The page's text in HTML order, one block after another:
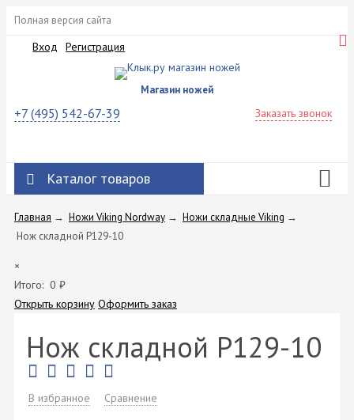
Полная версия сайта
Вход Регистрация
Магазин ножей
+7 (495) 542-67-39 Заказать звонок
Каталог товаров
Главная → Ножи Viking Nordway → Ножи складные Viking →
Нож складной P129-10
×
Итого: 0 ₽
Открыть корзину Оформить заказ
Нож складной P129-10
В избранное Сравнение